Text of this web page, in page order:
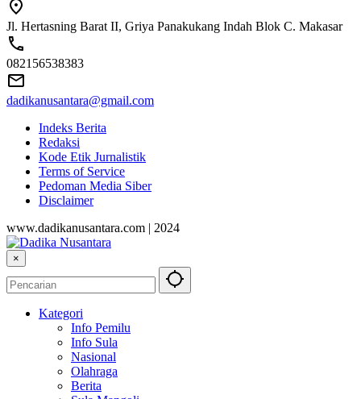
Jl. Hertasning Barat II, Griya Panakukang Indah Blok C. Makasar
082156538383
dadikanusantara@gmail.com
Indeks Berita
Redaksi
Kode Etik Jurnalistik
Terms of Service
Pedoman Media Siber
Disclaimer
www.dadikanusantara.com | 2024
×
Kategori
Info Pemilu
Info Sula
Nasional
Olahraga
Berita